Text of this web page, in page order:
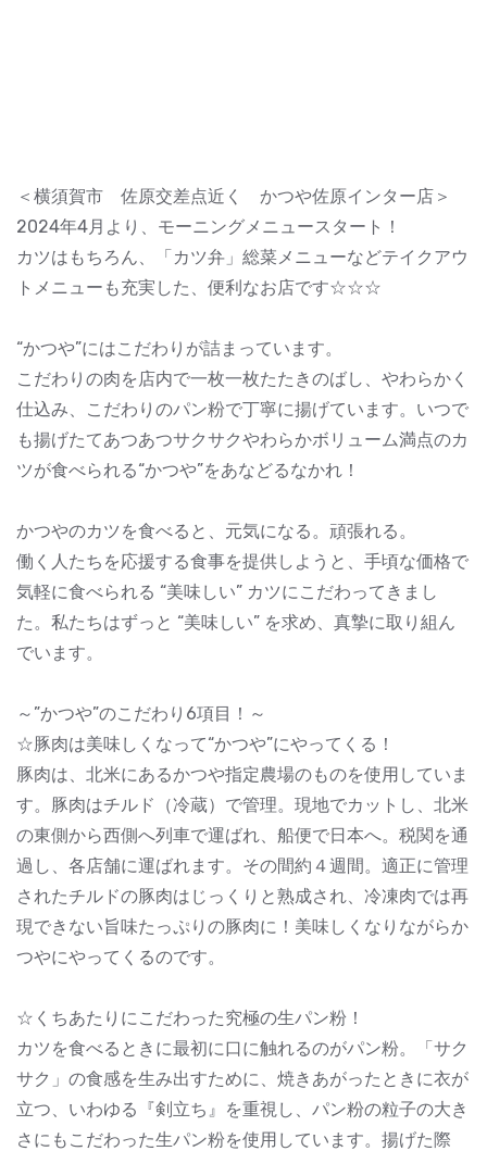
＜横須賀市 佐原交差点近く かつや佐原インター店＞
2024年4月より、モーニングメニュースタート！
カツはもちろん、「カツ弁」総菜メニューなどテイクアウ
トメニューも充実した、便利なお店です☆☆☆
“かつや”にはこだわりが詰まっています。
こだわりの肉を店内で一枚一枚たたきのばし、やわらかく
仕込み、こだわりのパン粉で丁寧に揚げています。いつで
も揚げたてあつあつサクサクやわらかボリューム満点のカ
ツが食べられる“かつや”をあなどるなかれ！
かつやのカツを食べると、元気になる。頑張れる。
働く人たちを応援する食事を提供しようと、手頃な価格で
気軽に食べられる “美味しい” カツにこだわってきまし
た。私たちはずっと “美味しい” を求め、真摯に取り組ん
でいます。
～”かつや”のこだわり6項目！～
☆豚肉は美味しくなって“かつや”にやってくる！
豚肉は、北米にあるかつや指定農場のものを使用していま
す。豚肉はチルド（冷蔵）で管理。現地でカットし、北米
の東側から西側へ列車で運ばれ、船便で日本へ。税関を通
過し、各店舗に運ばれます。その間約４週間。適正に管理
されたチルドの豚肉はじっくりと熟成され、冷凍肉では再
現できない旨味たっぷりの豚肉に！美味しくなりながらか
つやにやってくるのです。
☆くちあたりにこだわった究極の生パン粉！
カツを食べるときに最初に口に触れるのがパン粉。「サク
サク」の食感を生み出すために、焼きあがったときに衣が
立つ、いわゆる『剣立ち』を重視し、パン粉の粒子の大き
さにもこだわった生パン粉を使用しています。揚げた際